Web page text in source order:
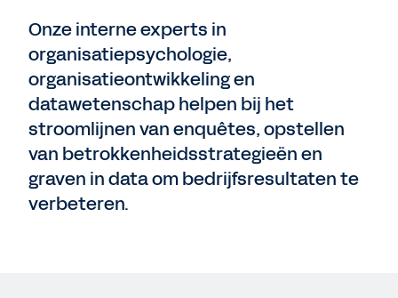
Onze interne experts in
organisatiepsychologie,
organisatieontwikkeling en
datawetenschap helpen bij het
stroomlijnen van enquêtes, opstellen
van betrokkenheidsstrategieën en
graven in data om bedrijfsresultaten te
verbeteren.